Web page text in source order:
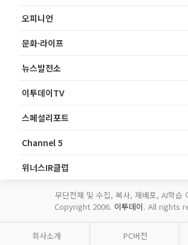
오피니언
문화·라이프
뉴스발전소
이투데이TV
스페셜리포트
Channel 5
위너스IR클럽
무단전재 및 수집, 복사, 재배포, AI학습
Copyright 2006. 이투데이. All rights
회사소개 PC버전